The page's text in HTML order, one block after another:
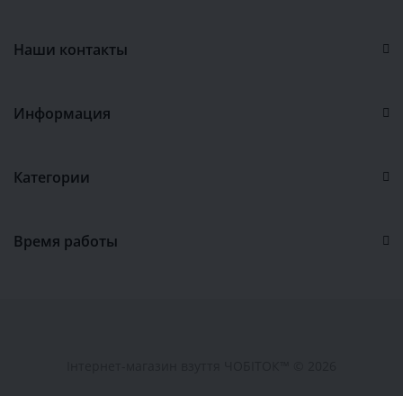
Наши контакты
Информация
Категории
Время работы